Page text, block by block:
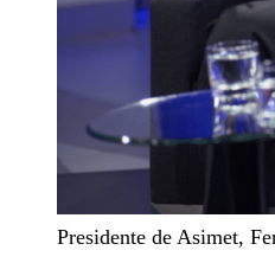
Presidente de Asimet,